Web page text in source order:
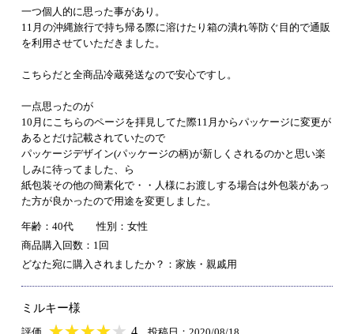
一つ個人的に思った事があり。
11月の沖縄旅行で持ち帰る際に溶けたり箱の潰れ等防ぐ目的で通販
を利用させていただきました。
こちらだと全商品冷蔵発送なので安心ですし。
一点思ったのが
10月にこちらのページを拝見してた際11月からパッケージに変更が
あるとだけ記載されていたので
パッケージデザイン(パッケージの柄)が新しくされるのかと思い楽
しみに待ってました、ら
紙包装その他の簡素化で・・人様にお渡しする場合は外包装があっ
た方が良かったので用途を変更しました。
年齢：40代
性別：女性
商品購入回数：1回
どなた宛に購入されましたか？：家族・親戚用
ミルキー様
4